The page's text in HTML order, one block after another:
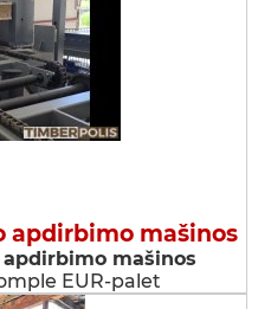
apdirbimo mašinos
mašinos
EUR-palet